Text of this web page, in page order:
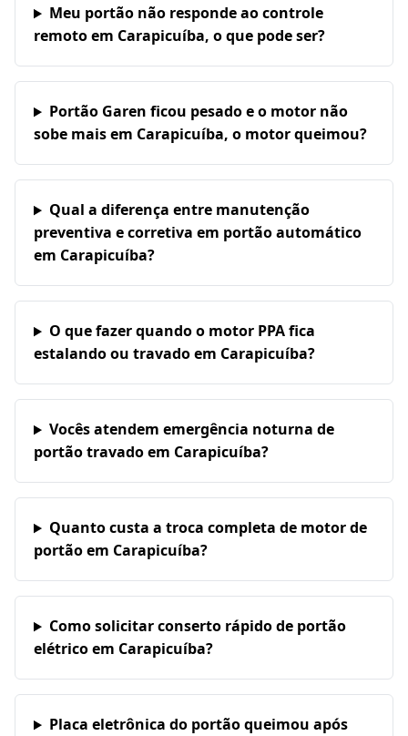
Meu portão não responde ao controle
remoto em Carapicuíba, o que pode ser?
Portão Garen ficou pesado e o motor não
sobe mais em Carapicuíba, o motor queimou?
Qual a diferença entre manutenção
preventiva e corretiva em portão automático
em Carapicuíba?
O que fazer quando o motor PPA fica
estalando ou travado em Carapicuíba?
Vocês atendem emergência noturna de
portão travado em Carapicuíba?
Quanto custa a troca completa de motor de
portão em Carapicuíba?
Como solicitar conserto rápido de portão
elétrico em Carapicuíba?
Placa eletrônica do portão queimou após